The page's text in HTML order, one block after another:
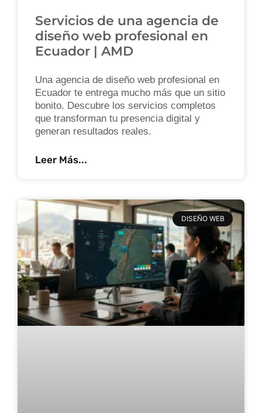
Servicios de una agencia de
diseño web profesional en
Ecuador | AMD
Una agencia de diseño web profesional en
Ecuador te entrega mucho más que un sitio
bonito. Descubre los servicios completos
que transforman tu presencia digital y
generan resultados reales.
Leer Más...
DISEÑO WEB